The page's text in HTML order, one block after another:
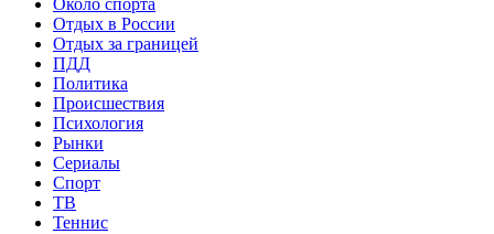
Около спорта
Отдых в России
Отдых за границей
ПДД
Политика
Происшествия
Психология
Рынки
Сериалы
Спорт
ТВ
Теннис